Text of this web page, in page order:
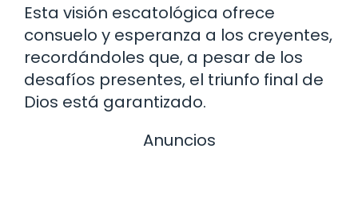
Esta visión escatológica ofrece
consuelo y esperanza a los creyentes,
recordándoles que, a pesar de los
desafíos presentes, el triunfo final de
Dios está garantizado.
Anuncios